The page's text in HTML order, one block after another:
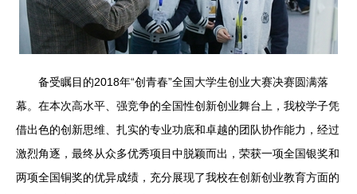
备受瞩目的2018年“创青春”全国大学生创业大赛决赛圆满落
幕。在本次高水平、强竞争的全国性创新创业舞台上，我校学子凭
借出色的创新思维、扎实的专业功底和卓越的团队协作能力，经过
激烈角逐，最终从众多优秀项目中脱颖而出，荣获一项全国银奖和
两项全国铜奖的优异成绩，充分展现了我校在创新创业教育方面的